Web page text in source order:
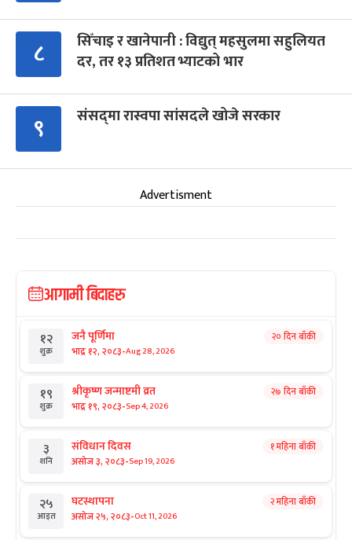
८
सिँचाइ र खानेपानी : विद्युत् महसुलमा सहुलियत
दर, तर १३ प्रतिशत भ्याटको भार
९ संसद्‍मा रास्वपा सांसदले खोजे सरकार
Advertisment
आगामी बिदाहरु
१२
शुक्र
जनै पूर्णिमा
भाद्र १२, २०८३-Aug 28, 2026
२० दिन बाँकी
१९
शुक्र
श्रीकृष्ण जन्माष्टमी व्रत
भाद्र १९, २०८३-Sep 4, 2026
२७ दिन बाँकी
३
शनि
संविधान दिवस
असोज ३, २०८३-Sep 19, 2026
१ महिना बाँकी
२५
आइत
घटस्थापना
असोज २५, २०८३-Oct 11, 2026
२ महिना बाँकी